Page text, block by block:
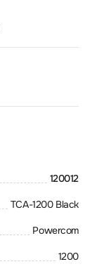
120012
TCA-1200 Black
Powercom
1200